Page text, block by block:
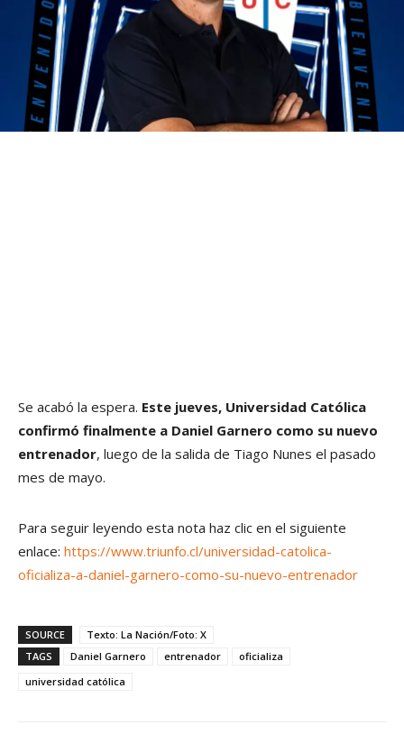
Se acabó la espera. Este jueves, Universidad Católica
confirmó finalmente a Daniel Garnero como su nuevo
entrenador, luego de la salida de Tiago Nunes el pasado
mes de mayo.
Para seguir leyendo esta nota haz clic en el siguiente
enlace: https://www.triunfo.cl/universidad-catolica-
oficializa-a-daniel-garnero-como-su-nuevo-entrenador
SOURCE
Texto: La Nación/Foto: X
TAGS
Daniel Garnero entrenador
oficializa
universidad católica